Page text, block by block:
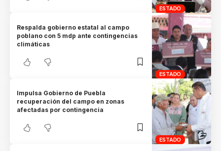
ESTADO
ESTADO
Respalda gobierno estatal al campo
poblano con 5 mdp ante contingencias
climáticas
ESTADO
Impulsa Gobierno de Puebla
recuperación del campo en zonas
afectadas por contingencia